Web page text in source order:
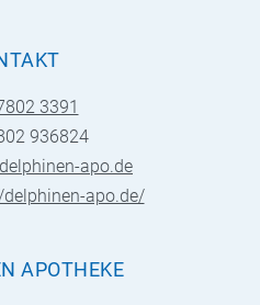
3391
936824
apo.de
apo.de/
APOTHEKE